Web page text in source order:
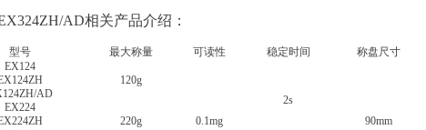
AD相关产品介绍：
型号 最大称量 可读性 稳定时间 称盘尺寸
EX124
120g
0.1mg
2s
90mm
AD
EX224
220g